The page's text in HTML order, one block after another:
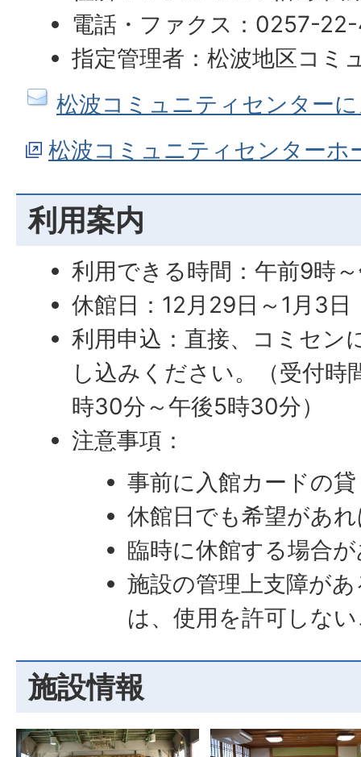
電話・ファクス：0257-
指定管理者：松波地区コミ
松波コミュニティセンター
松波コミュニティセンターホ
利用案内
利用できる時間：午前9時
休館日：12月29日～1月3日
利用申込：直接、コミセン
し込みください。（受付時
時30分～午後5時30分）
注意事項：
事前に入館カードの
休館日でも希望があ
臨時に休館する場合
施設の管理上支障が
は、使用を許可しな
施設情報